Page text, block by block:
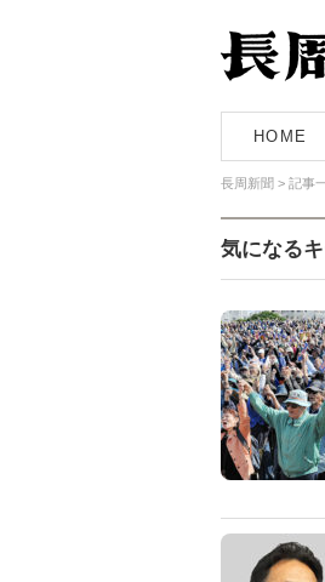
HOME
長周新聞 > 記事
気になる